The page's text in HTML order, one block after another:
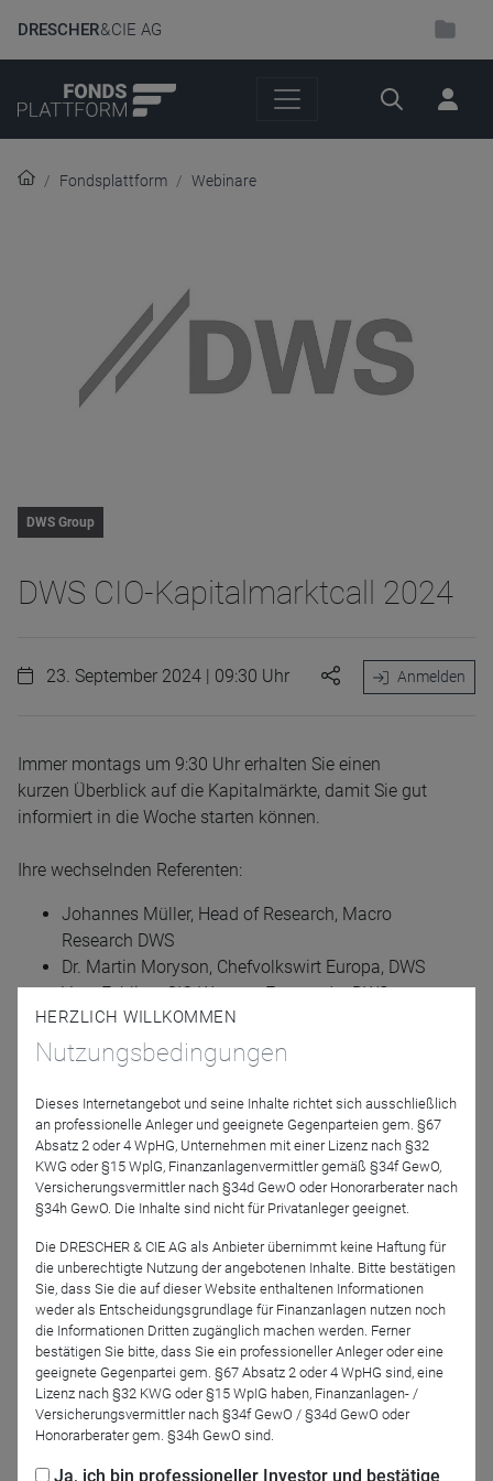
DRESCHER& CIE AG
Suche
Fondsplattform Webinare
DWS Group
DWS CIO-Kapitalmarktcall 2024
23. September 2024 | 09:30 Uhr Anmelden
Immer montags um 9:30 Uhr erhalten Sie einen
kurzen Überblick auf die Kapitalmärkte, damit Sie gut
informiert in die Woche starten können.
Ihre wechselnden Referenten:
Johannes Müller, Head of Research, Macro
Research DWS
Dr. Martin Moryson, Chefvolkswirt Europa, DWS
Vera Fehling, CIO Western Europe der DWS
Moderation: Tom Hecky
Zoom-Webinar, mit Folienanzeige
dws.zoom.us/j/98884024967klicken + Kenncode 303000
oder:
Telefoneinwahl 069-50 500 951 + Sitzungs-ID 9888 4024
967# + Teilnehmer-ID # + Sitzungs-Passwort 303000#;
(iPhone-freundlich
+496950500951,,98884024967#,,,,*303000# )
HERZLICH WILLKOMMEN
Nutzungsbedingungen
Dieses Internetangebot und seine Inhalte richtet sich ausschließlich
an professionelle Anleger und geeignete Gegenparteien gem. §67
Absatz 2 oder 4 WpHG, Unternehmen mit einer Lizenz nach §32
KWG oder §15 WplG, Finanzanlagenvermittler gemäß §34f GewO,
Versicherungsvermittler nach §34d GewO oder Honorarberater nach
§34h GewO. Die Inhalte sind nicht für Privatanleger geeignet.
Die DRESCHER & CIE AG als Anbieter übernimmt keine Haftung für
die unberechtigte Nutzung der angebotenen Inhalte. Bitte bestätigen
Sie, dass Sie die auf dieser Website enthaltenen Informationen
weder als Entscheidungsgrundlage für Finanzanlagen nutzen noch
die Informationen Dritten zugänglich machen werden. Ferner
bestätigen Sie bitte, dass Sie ein professioneller Anleger oder eine
geeignete Gegenpartei gem. §67 Absatz 2 oder 4 WpHG sind, eine
Lizenz nach §32 KWG oder §15 WpIG haben, Finanzanlagen- /
Versicherungsvermittler nach §34f GewO / §34d GewO oder
Honorarberater gem. §34h GewO sind.
Ja, ich bin professioneller Investor und bestätige